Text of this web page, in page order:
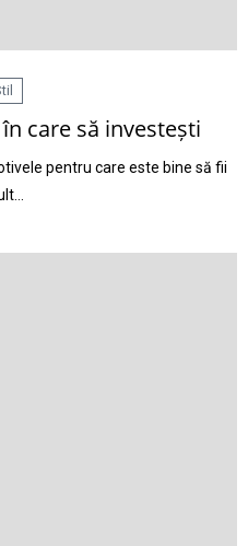
care să investești
pentru care este bine să fii